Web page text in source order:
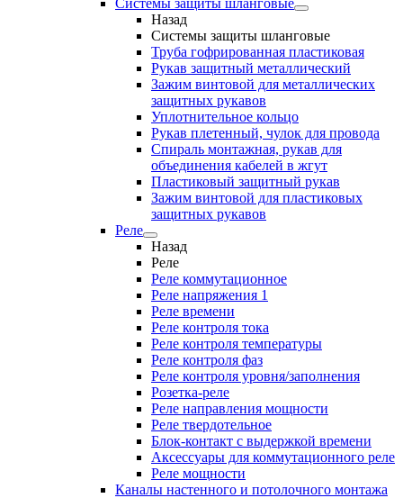
Системы защиты шланговые
Назад
Системы защиты шланговые
Труба гофрированная пластиковая
Рукав защитный металлический
Зажим винтовой для металлических
защитных рукавов
Уплотнительное кольцо
Рукав плетенный, чулок для провода
Спираль монтажная, рукав для
объединения кабелей в жгут
Пластиковый защитный рукав
Зажим винтовой для пластиковых
защитных рукавов
Реле
Назад
Реле
Реле коммутационное
Реле напряжения 1
Реле времени
Реле контроля тока
Реле контроля температуры
Реле контроля фаз
Реле контроля уровня/заполнения
Розетка-реле
Реле направления мощности
Реле твердотельное
Блок-контакт с выдержкой времени
Аксессуары для коммутационного реле
Реле мощности
Каналы настенного и потолочного монтажа